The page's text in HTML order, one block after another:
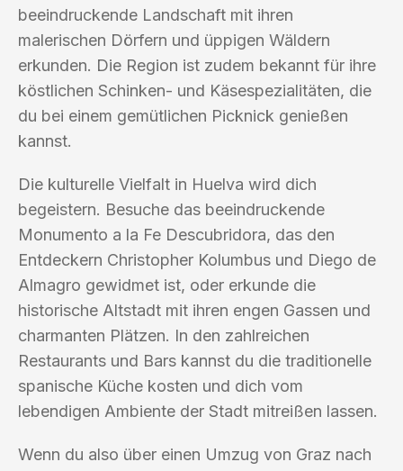
beeindruckende Landschaft mit ihren
malerischen Dörfern und üppigen Wäldern
erkunden. Die Region ist zudem bekannt für ihre
köstlichen Schinken- und Käsespezialitäten, die
du bei einem gemütlichen Picknick genießen
kannst.
Die kulturelle Vielfalt in Huelva wird dich
begeistern. Besuche das beeindruckende
Monumento a la Fe Descubridora, das den
Entdeckern Christopher Kolumbus und Diego de
Almagro gewidmet ist, oder erkunde die
historische Altstadt mit ihren engen Gassen und
charmanten Plätzen. In den zahlreichen
Restaurants und Bars kannst du die traditionelle
spanische Küche kosten und dich vom
lebendigen Ambiente der Stadt mitreißen lassen.
Wenn du also über einen Umzug von Graz nach